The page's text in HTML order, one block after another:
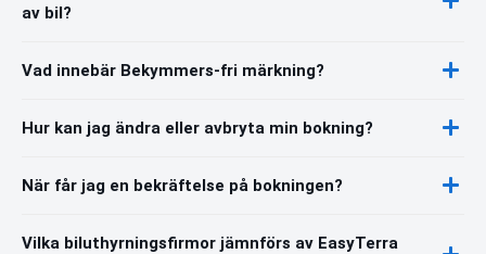
av bil?
Vad innebär Bekymmers-fri märkning?
Hur kan jag ändra eller avbryta min bokning?
När får jag en bekräftelse på bokningen?
Vilka biluthyrningsfirmor jämnförs av EasyTerra